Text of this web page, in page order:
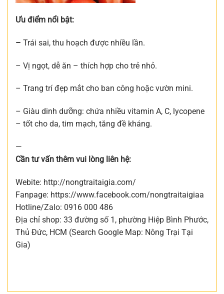
Ưu điểm nổi bật:
– Trái sai, thu hoạch được nhiều lần.
– Vị ngọt, dễ ăn – thích hợp cho trẻ nhỏ.
– Trang trí đẹp mắt cho ban công hoặc vườn mini.
– Giàu dinh dưỡng: chứa nhiều vitamin A, C, lycopene
– tốt cho da, tim mạch, tăng đề kháng.
—
Cần tư vấn thêm vui lòng liên hệ:
Webite: http://nongtraitaigia.com/
Fanpage: https://www.facebook.com/nongtraitaigiaa
Hotline/Zalo: 0916 000 486
Địa chỉ shop: 33 đường số 1, phường Hiệp Bình Phước,
Thủ Đức, HCM (Search Google Map: Nông Trại Tại
Gia)